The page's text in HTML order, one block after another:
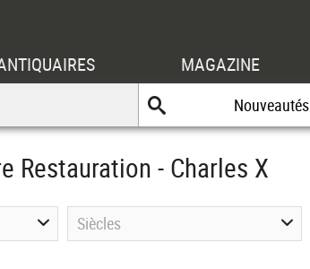
MAGAZINE
Nouveautés
Restauration - Charles X
Siècles